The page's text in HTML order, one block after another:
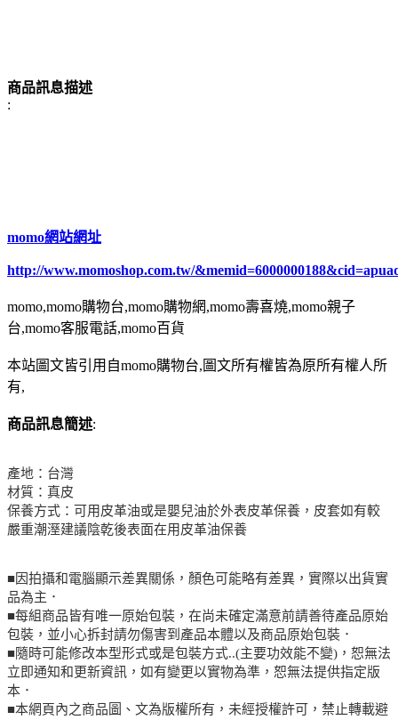
商品訊息描述
:
momo網站網址
http://www.momoshop.com.tw/
momo,momo購物台,momo購物網,momo壽喜燒,momo親子
台,momo客服電話,momo百貨
本站圖文皆引用自momo購物台,圖文所有權皆為原所有權人所
有,
商品訊息簡述:
產地：台灣
材質：真皮
保養方式：可用皮革油或是嬰兒油於外表皮革保養，皮套如有較
嚴重潮溼建議陰乾後表面在用皮革油保養
■因拍攝和電腦顯示差異關係，顏色可能略有差異，實際以出貨實
品為主．
■每組商品皆有唯一原始包裝，在尚未確定滿意前請善待產品原始
包裝，並小心拆封請勿傷害到產品本體以及商品原始包裝．
■隨時可能修改本型形式或是包裝方式..(主要功效能不變)，恕無法
立即通知和更新資訊，如有變更以實物為準，恕無法提供指定版
本．
■本網頁內之商品圖、文為版權所有，未經授權許可，禁止轉載避